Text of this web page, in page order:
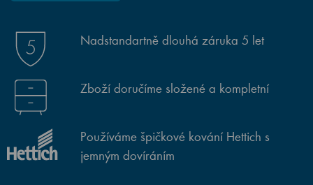
Nadstandartně dlouhá záruka 5 let
Zboží doručíme složené a kompletní
Používáme špičkové kování Hettich s
jemným dovíráním